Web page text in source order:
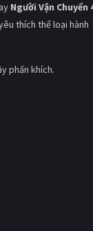
Người Vận Chuyển
thích thể loại hành
phấn khích.